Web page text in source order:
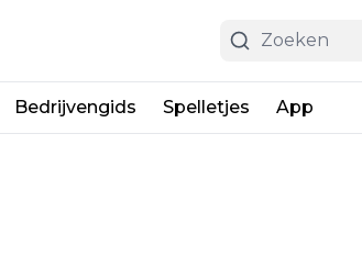
Bedrijvengids Spelletjes App